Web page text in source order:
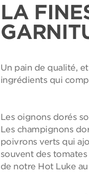
LA
Un pain de qualité,
ingrédients qui
Les oignons dorés
Les champignons
poivrons verts qui
souvent des
de notre Hot Luke